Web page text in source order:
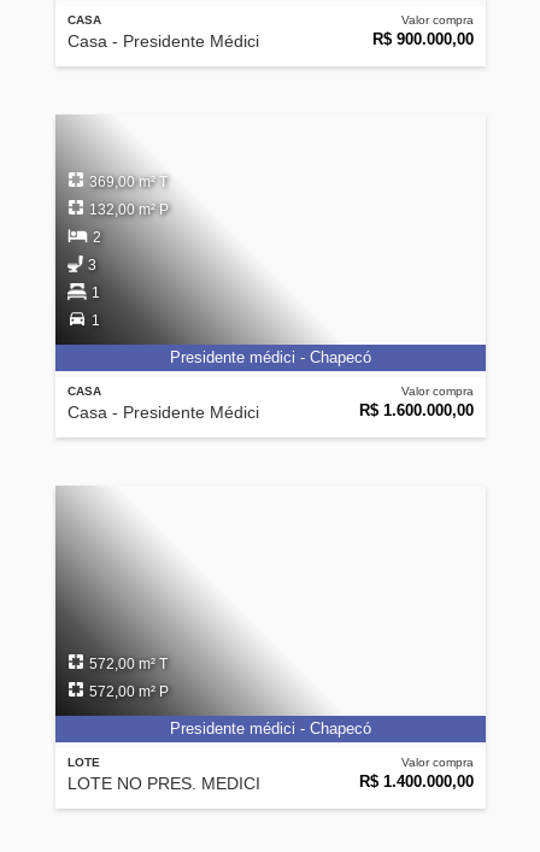
CASA
Casa - Presidente Médici
Valor compra
R$ 900.000,00
CASA
Casa - Presidente Médici
Valor compra
R$ 1.600.000,00
369,00 m² T
132,00 m² P
2
3
1
1
Presidente médici - Chapecó
LOTE
LOTE NO PRES. MEDICI
Valor compra
R$ 1.400.000,00
572,00 m² T
572,00 m² P
Presidente médici - Chapecó